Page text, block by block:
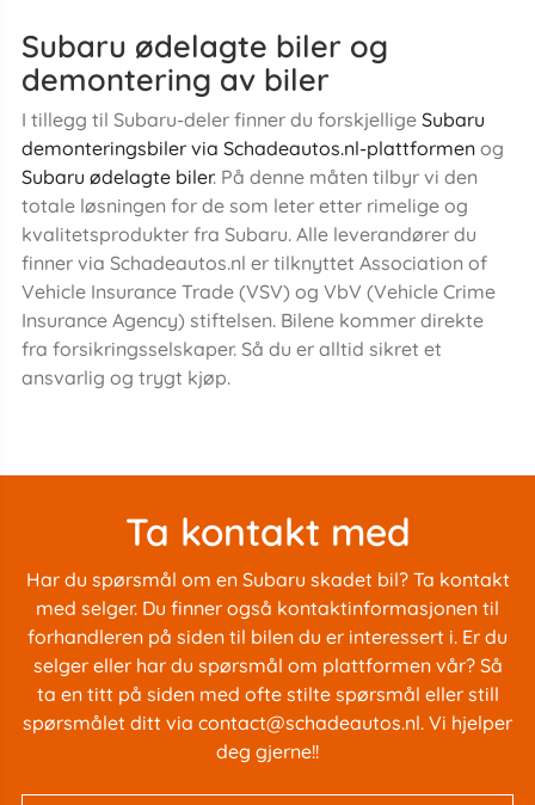
Subaru ødelagte biler og
demontering av biler
I tillegg til Subaru-deler finner du forskjellige Subaru
demonteringsbiler via Schadeautos.nl-plattformenog
Subaru ødelagte biler. På denne måten tilbyr vi den
totale løsningen for de som leter etter rimelige og
kvalitetsprodukter fra Subaru. Alle leverandører du
finner via Schadeautos.nl er tilknyttet Association of
Vehicle Insurance Trade (VSV) og VbV (Vehicle Crime
Insurance Agency) stiftelsen. Bilene kommer direkte
fra forsikringsselskaper. Så du er alltid sikret et
ansvarlig og trygt kjøp.
Ta kontakt med
Har du spørsmål om en Subaru skadet bil? Ta kontakt
med selger. Du finner også kontaktinformasjonen til
forhandleren på siden til bilen du er interessert i. Er du
selger eller har du spørsmål om plattformen vår? Så
ta en titt på siden med ofte stilte spørsmål eller still
spørsmålet ditt via contact@schadeautos.nl. Vi hjelper
deg gjerne!!